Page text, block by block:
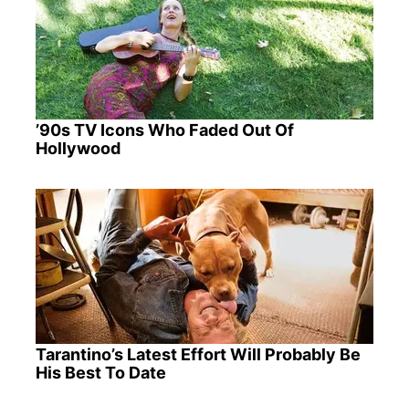
’90s TV Icons Who Faded Out Of
Hollywood
Tarantino’s Latest Effort Will Probably Be
His Best To Date